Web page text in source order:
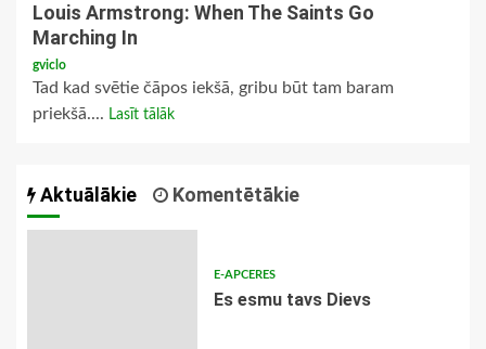
Louis Armstrong: When The Saints Go
Marching In
gviclo
Tad kad svētie čāpos iekšā, gribu būt tam baram
priekšā.... Lasīt tālāk
Aktuālākie Komentētākie
E-APCERES
Es esmu tavs Dievs